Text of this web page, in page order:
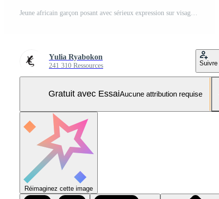
Yulia Ryabokon
241 310 Ressources Suivre
Gratuit avec EssaiAucune attribution requise
Réimaginez cette image